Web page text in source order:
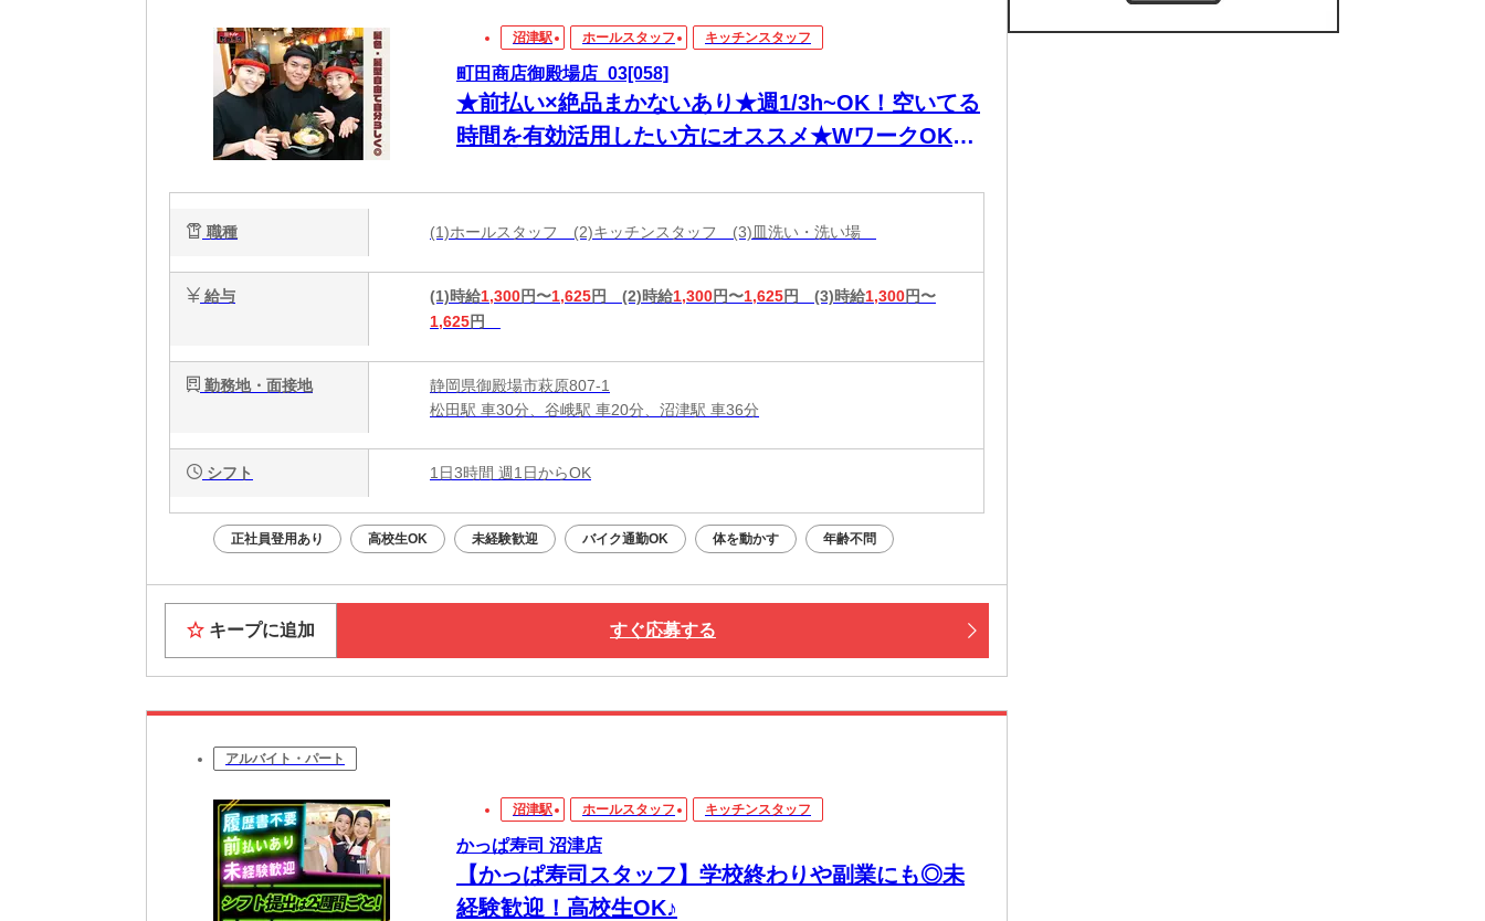
沼津駅 ホールスタッフ キッチンスタッフ
町田商店御殿場店_03[058]
★前払い×絶品まかないあり★週1/3h~OK！空いてる
時間を有効活用したい方にオススメ★WワークOK！
職種 (1)ホールスタッフ (2)キッチンスタッフ (3)皿洗い・洗い場
給与 (1)時給1,300円〜1,625円 (2)時給1,300円〜1,625円 (3)時給1,300円〜
1,625円
勤務地・面接地
静岡県御殿場市萩原807-1
松田駅 車30分、谷峨駅 車20分、沼津駅 車36分
シフト 1日3時間 週1日からOK
正社員登用あり 高校生OK 未経験歓迎 バイク通勤OK 体を動かす 年齢不問
キープに追加 すぐ応募する
アルバイト・パート
沼津駅 ホールスタッフ キッチンスタッフ
かっぱ寿司 沼津店
【かっぱ寿司スタッフ】学校終わりや副業にも◎未
経験歓迎！高校生OK♪